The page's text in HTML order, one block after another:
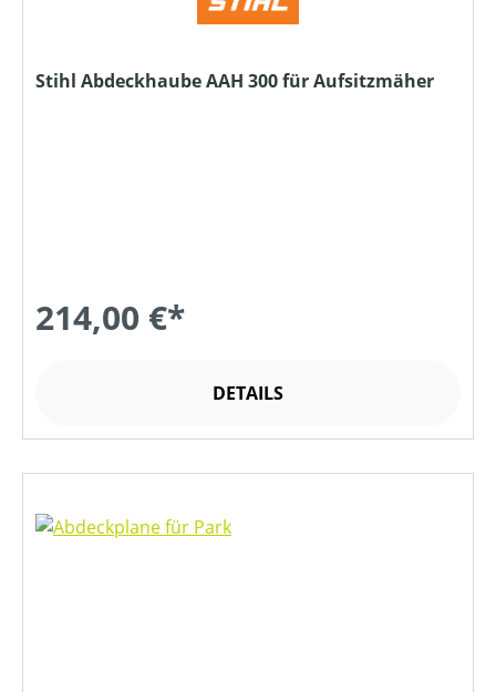
Stihl Abdeckhaube AAH 300 für Aufsitzmäher
214,00 €*
DETAILS